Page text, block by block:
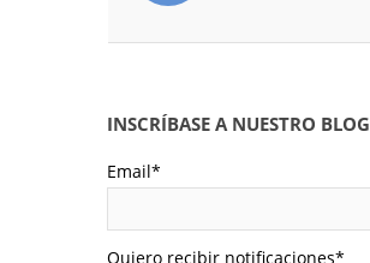
INSCRÍBASE A NUESTRO BLOG
Email*
Quiero recibir notificaciones*